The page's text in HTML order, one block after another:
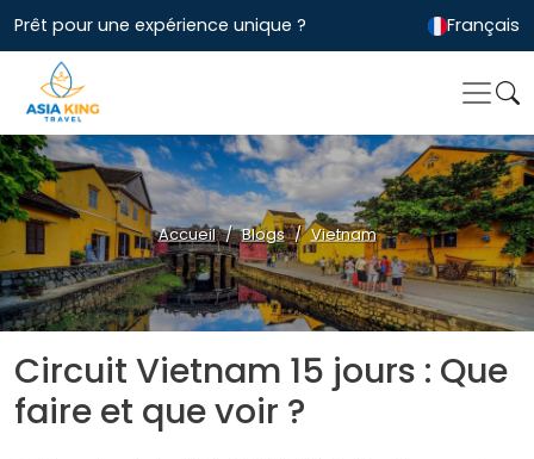
Prêt pour une expérience unique ? Français
Accueil Blogs Vietnam
Circuit Vietnam 15 jours : Que
faire et que voir ?